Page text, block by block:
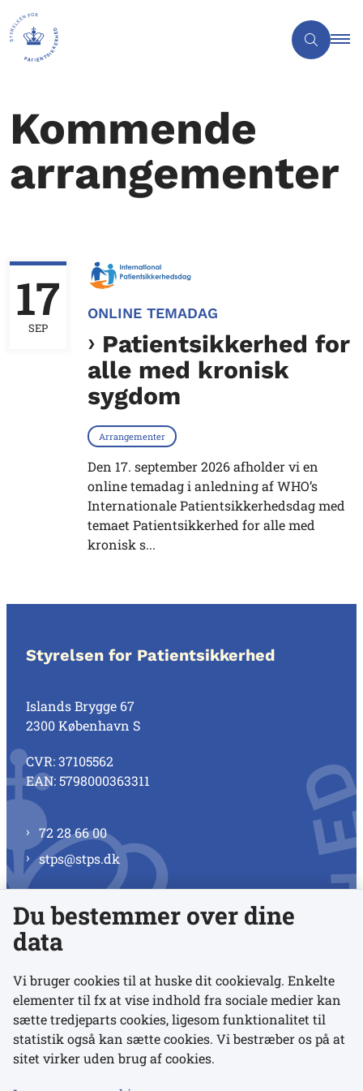
Kommende
arrangementer
ONLINE TEMADAG
Patientsikkerhed for
alle med kronisk
sygdom
17
SEP
Arrangementer
Den 17. september 2026 afholder vi en
online temadag i anledning af WHO’s
Internationale Patientsikkerhedsdag med
temaet Patientsikkerhed for alle med
kronisk s...
Styrelsen for Patientsikkerhed
Islands Brygge 67
2300 København S
CVR: 37105562
EAN: 5798000363311
72 28 66 00
stps@stps.dk
Se alle kontaktnumre
Links
Udgivelser
Du bestemmer over dine
data
Vi bruger cookies til at huske dit cookievalg. Enkelte
elementer til fx at vise indhold fra sociale medier kan
sætte tredjeparts cookies, ligesom funktionalitet til
statistik også kan sætte cookies. Vi bestræber os på at
sitet virker uden brug af cookies.